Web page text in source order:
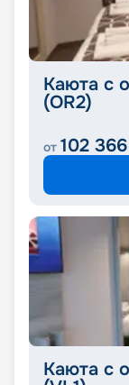
Каюта с
(OR2)
от 102 366
Каюта с